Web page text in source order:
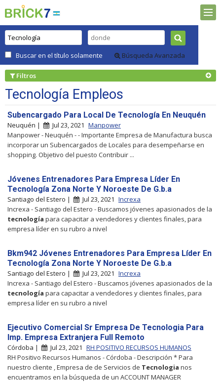
Buscar en el título solamente Búsqueda Avanzada
Filtros
Tecnología Empleos
Subencargado Para Local De Tecnología En Neuquén
Neuquén | Jul 23, 2021 Manpower
Manpower - Neuquén - - Importante Empresa de Manufactura busca
incorporar un Subencargados de Locales para desempeñarse en
shopping. Objetivo del puesto Contribuir ...
Jóvenes Entrenadores Para Empresa Líder En
Tecnología Zona Norte Y Noroeste De G.b.a
Santiago del Estero | Jul 23, 2021 Increxa
Increxa - Santiago del Estero - Buscamos jóvenes apasionados de la
tecnología para capacitar a vendedores y clientes finales, para
empresa líder en su rubro a nivel
Bkm942 Jóvenes Entrenadores Para Empresa Líder En
Tecnología Zona Norte Y Noroeste De G.b.a
Santiago del Estero | Jul 23, 2021 Increxa
Increxa - Santiago del Estero - Buscamos jóvenes apasionados de la
tecnología para capacitar a vendedores y clientes finales, para
empresa líder en su rubro a nivel
Ejecutivo Comercial Sr Empresa De Tecnologia Para
Imp. Empresa Extranjera Full Remoto
Córdoba | Jul 23, 2021 RH POSITIVO RECURSOS HUMANOS
RH Positivo Recursos Humanos - Córdoba - Descripción * Para
nuestro cliente , Empresa de de Servicios de Tecnologia nos
encuentramos en la búsqueda de un ACCOUNT MANAGER